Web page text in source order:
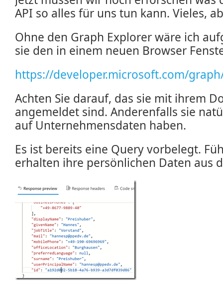
API so alles für uns tun kann. Vieles,
Ohne den Graph Explorer wäre ich
sie den in einem neuen Browser
https://developer.microsoft.com/
Achten Sie darauf, das sie mit ihrem
angemeldet sind. Anderenfalls sie
auf Unternehmensdaten haben.
Es ist bereits eine Query vorbelegt.
erhalten ihre persönlichen Daten aus